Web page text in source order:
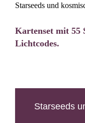
Starseeds und
Kartenset mit 55
Lichtcodes.
Starseeds